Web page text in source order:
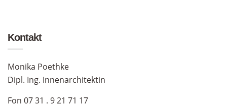
Kontakt
Monika Poethke
Dipl. Ing. Innenarchitektin
Fon 07 31 . 9 21 71 17